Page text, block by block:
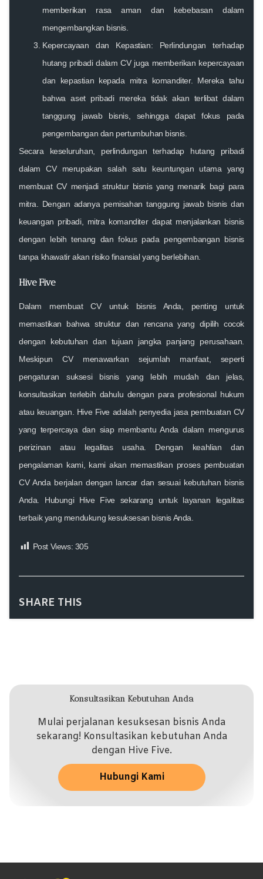
memberikan rasa aman dan kebebasan dalam
mengembangkan bisnis.
Kepercayaan dan Kepastian: Perlindungan terhadap
hutang pribadi dalam CV juga memberikan kepercayaan
dan kepastian kepada mitra komanditer. Mereka tahu
bahwa aset pribadi mereka tidak akan terlibat dalam
tanggung jawab bisnis, sehingga dapat fokus pada
pengembangan dan pertumbuhan bisnis.
Secara keseluruhan, perlindungan terhadap hutang pribadi
dalam CV merupakan salah satu keuntungan utama yang
membuat CV menjadi struktur bisnis yang menarik bagi para
mitra. Dengan adanya pemisahan tanggung jawab bisnis dan
keuangan pribadi, mitra komanditer dapat menjalankan bisnis
dengan lebih tenang dan fokus pada pengembangan bisnis
tanpa khawatir akan risiko finansial yang berlebihan.
Hive Five
Dalam membuat CV untuk bisnis Anda, penting untuk
memastikan bahwa struktur dan rencana yang dipilih cocok
dengan kebutuhan dan tujuan jangka panjang perusahaan.
Meskipun CV menawarkan sejumlah manfaat, seperti
pengaturan suksesi bisnis yang lebih mudah dan jelas,
konsultasikan terlebih dahulu dengan para profesional hukum
atau keuangan. Hive Five adalah penyedia jasa pembuatan CV
yang terpercaya dan siap membantu Anda dalam mengurus
perizinan atau legalitas usaha. Dengan keahlian dan
pengalaman kami, kami akan memastikan proses pembuatan
CV Anda berjalan dengan lancar dan sesuai kebutuhan bisnis
Anda. Hubungi Hive Five sekarang untuk layanan legalitas
terbaik yang mendukung kesuksesan bisnis Anda.
Post Views: 305
SHARE THIS
Konsultasikan Kebutuhan Anda
Mulai perjalanan kesuksesan bisnis Anda
sekarang! Konsultasikan kebutuhan Anda
dengan Hive Five.
Hubungi Kami